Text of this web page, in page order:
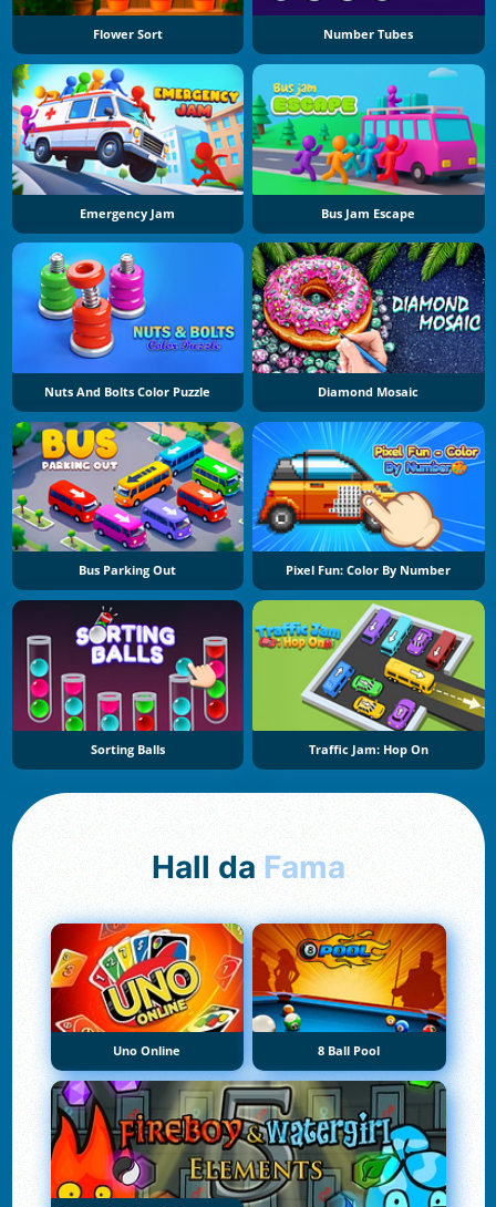
Flower Sort Number Tubes
Emergency Jam Bus Jam Escape
Nuts And Bolts Color Puzzle Diamond Mosaic
Bus Parking Out Pixel Fun: Color By Number
Sorting Balls Traffic Jam: Hop On
Hall da Fama
Uno Online 8 Ball Pool